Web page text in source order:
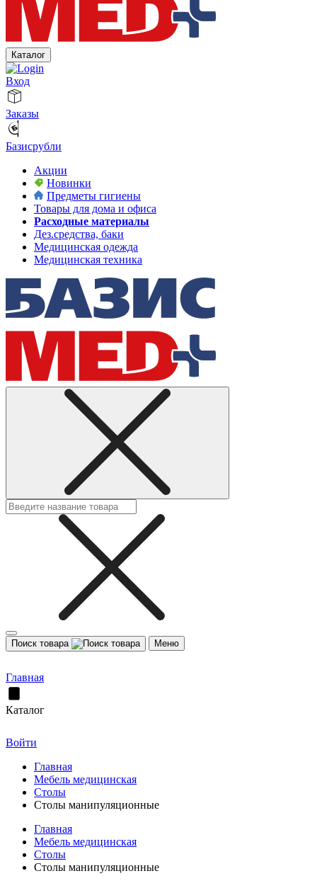
Каталог
Вход
Заказы
Базисрубли
Акции
Новинки
Предметы гигиены
Товары для дома и офиса
Расходные материалы
Дез.средства, баки
Медицинская одежда
Медицинская техника
Поиск товара Меню
Главная
Каталог
Войти
Главная
Мебель медицинская
Столы
Столы манипуляционные
Главная
Мебель медицинская
Столы
Столы манипуляционные